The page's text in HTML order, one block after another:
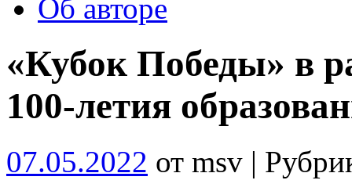
Об авторe
«Кубок Победы» в
100-летия
07.05.2022 от msv |